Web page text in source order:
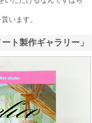
います。
ト製作ギャラリー」